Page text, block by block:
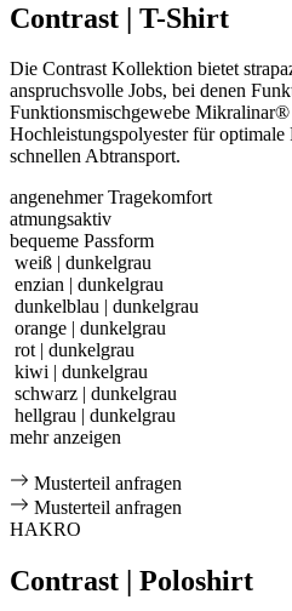
Contrast | T-Shirt
Die Contrast Kollektion bietet
anspruchsvolle Jobs, bei denen
Funktionsmischgewebe
Hochleistungspolyester für optimale
schnellen Abtransport.
angenehmer Tragekomfort
atmungsaktiv
bequeme Passform
weiß | dunkelgrau
enzian | dunkelgrau
dunkelblau | dunkelgrau
orange | dunkelgrau
rot | dunkelgrau
kiwi | dunkelgrau
schwarz | dunkelgrau
hellgrau | dunkelgrau
mehr anzeigen
Musterteil anfragen
Musterteil anfragen
HAKRO
Contrast | Poloshirt